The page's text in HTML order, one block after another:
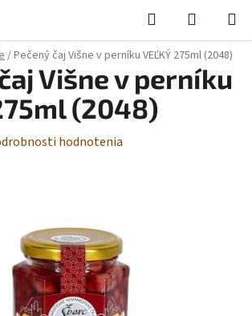
Hľadať
KOŠÍK
/Pečený čaj Višne v perníku VEĽKÝ 275ml (2048)
Višne v perníku
(2048)
hodnotenia